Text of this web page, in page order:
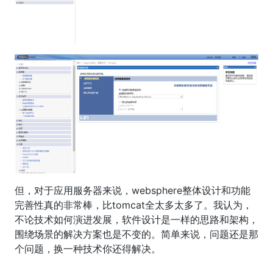
但，对于应用服务器来说，websphere整体设计和功能
完善性真的非常棒，比tomcat全太多太多了。我认为，
不论技术如何演进发展，软件设计是一样的思路和架构，
围绕场景的解决方案也是不变的。简单来说，问题还是那
个问题，换一种技术你还得解决。